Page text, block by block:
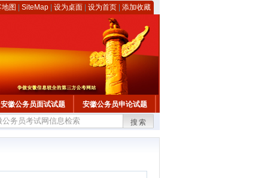
图 SiteMap 设为桌面 设为首页 添加收藏
安徽公务员面试试题 安徽公务员申论试题
搜索